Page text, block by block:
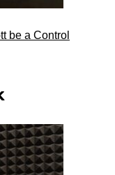
be a Control